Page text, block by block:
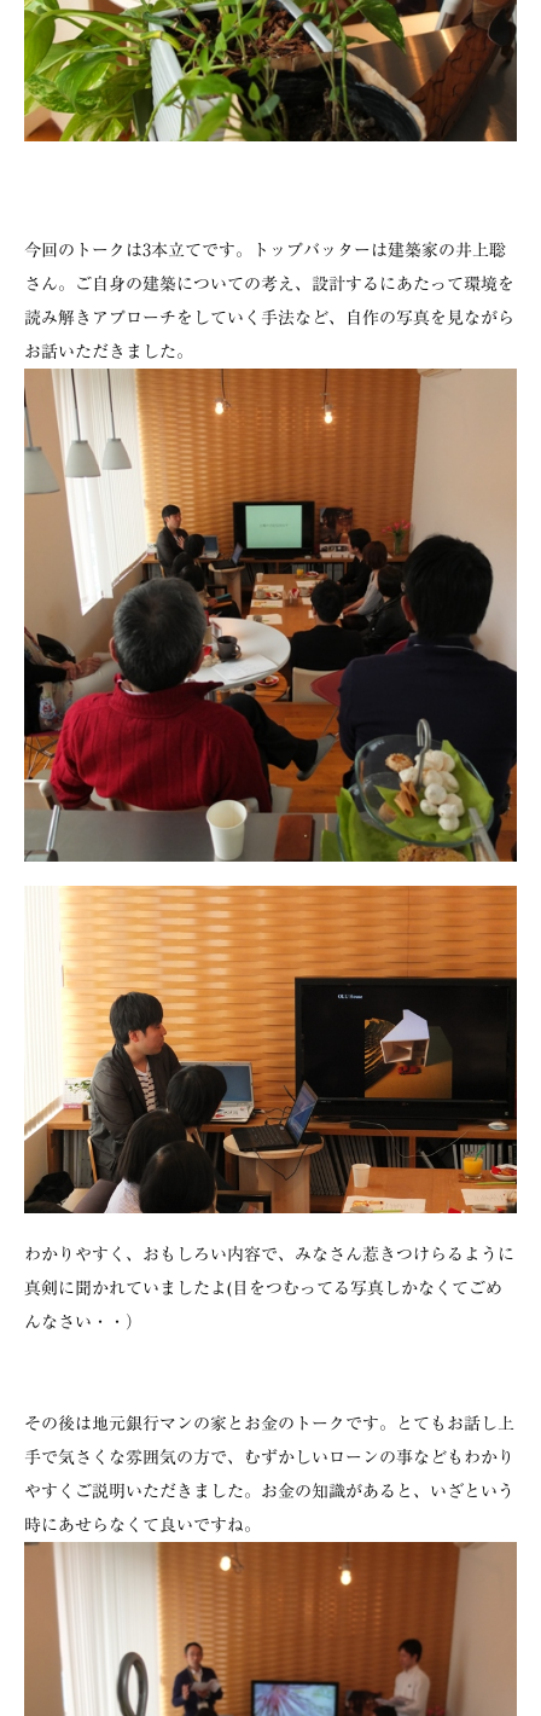
今回のトークは3本立てです。トップバッターは建築家の井上聡
さん。ご自身の建築についての考え、設計するにあたって環境を
読み解きアプローチをしていく手法など、自作の写真を見ながら
お話いただきました。
わかりやすく、おもしろい内容で、みなさん惹きつけらるように
真剣に聞かれていましたよ(目をつむってる写真しかなくてごめ
んなさい・・）
その後は地元銀行マンの家とお金のトークです。とてもお話し上
手で気さくな雰囲気の方で、むずかしいローンの事などもわかり
やすくご説明いただきました。お金の知識があると、いざという
時にあせらなくて良いですね。